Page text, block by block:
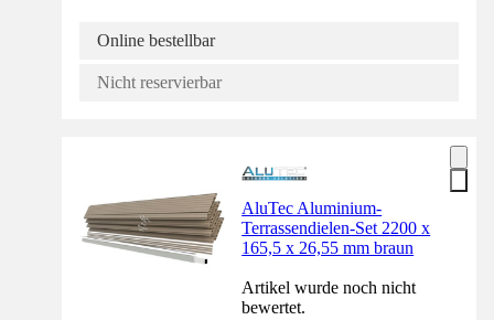
Online bestellbar
Nicht reservierbar
AluTec Aluminium-
Terrassendielen-Set 2200 x
165,5 x 26,55 mm braun
Artikel wurde noch nicht
bewertet.